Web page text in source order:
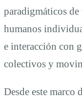
paradigmáticos
humanos
e interacción con
colectivos y
Desde este marco